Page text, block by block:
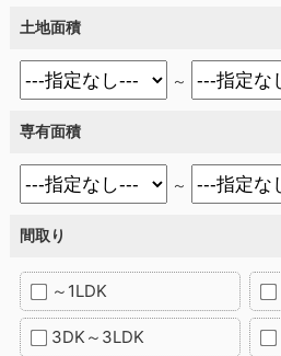
土地面積
～
専有面積
～
間取り
～1LDK
3DK～3LDK